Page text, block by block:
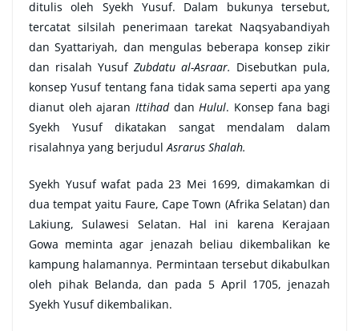
ditulis oleh Syekh Yusuf. Dalam bukunya tersebut,
tercatat silsilah penerimaan tarekat Naqsyabandiyah
dan Syattariyah, dan mengulas beberapa konsep zikir
dan risalah Yusuf Zubdatu al-Asraar. Disebutkan pula,
konsep Yusuf tentang fana tidak sama seperti apa yang
dianut oleh ajaran IttihaddanHulul. Konsep fana bagi
Syekh Yusuf dikatakan sangat mendalam dalam
risalahnya yang berjudulAsrarus Shalah.
Syekh Yusuf wafat pada 23 Mei 1699, dimakamkan di
dua tempat yaitu Faure, Cape Town (Afrika Selatan) dan
Lakiung, Sulawesi Selatan. Hal ini karena Kerajaan
Gowa meminta agar jenazah beliau dikembalikan ke
kampung halamannya. Permintaan tersebut dikabulkan
oleh pihak Belanda, dan pada 5 April 1705, jenazah
Syekh Yusuf dikembalikan.